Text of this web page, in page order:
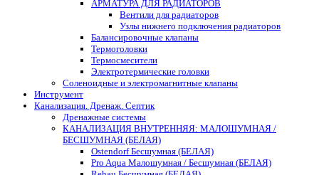
АРМАТУРА ДЛЯ РАДИАТОРОВ
Вентили для радиаторов
Узлы нижнего подключения радиаторов
Балансировочные клапаны
Термоголовки
Термосмесители
Электротермические головки
Соленоидные и электромагнитные клапаны
Инструмент
Канализация. Дренаж. Септик
Дренажные системы
КАНАЛИЗАЦИЯ ВНУТРЕННЯЯ: МАЛОШУМНАЯ /
БЕСШУМНАЯ (БЕЛАЯ)
Ostendorf Бесшумная (БЕЛАЯ)
Pro Aqua Малошумная / Бесшумная (БЕЛАЯ)